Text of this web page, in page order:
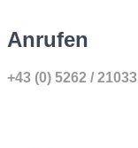
Anrufen
+43 (0) 5262 / 21033